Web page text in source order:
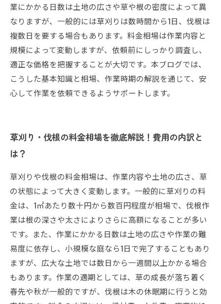
業にかかる日数は土地の広さや草や根の密度によって異
なりますが、一般的には草刈りは数時間から1日、伐根は
複数日を要する場合もあります。料金相場は作業内容と
規模によって変動しますが、依頼前にしっかり調査し、
適正な価格を把握することが大切です。本ブログでは、
こうした基本知識と相場、作業時期の解説を通じて、安
心して作業を依頼できるようサポートします。
草刈り・伐根の料金相場を徹底解説！費用の内訳と
は？
草刈りや伐根の料金相場は、作業内容や土地の広さ、草
の状態によって大きく変動します。一般的に草刈りの料
金は、1㎡あたり数十円から数百円程度が相場で、伐根作
業は根の深さや太さによりさらに高額になることが多い
です。また、作業にかかる日数は土地の広さや作業の難
易度に依存し、小規模な庭なら1日で完了することもあり
ますが、広大な土地では数日から一週間以上かかる場合
もあります。作業の適期としては、草の成長が落ち着く
春先や秋が一般的ですが、伐根は木の休眠期に行うと効